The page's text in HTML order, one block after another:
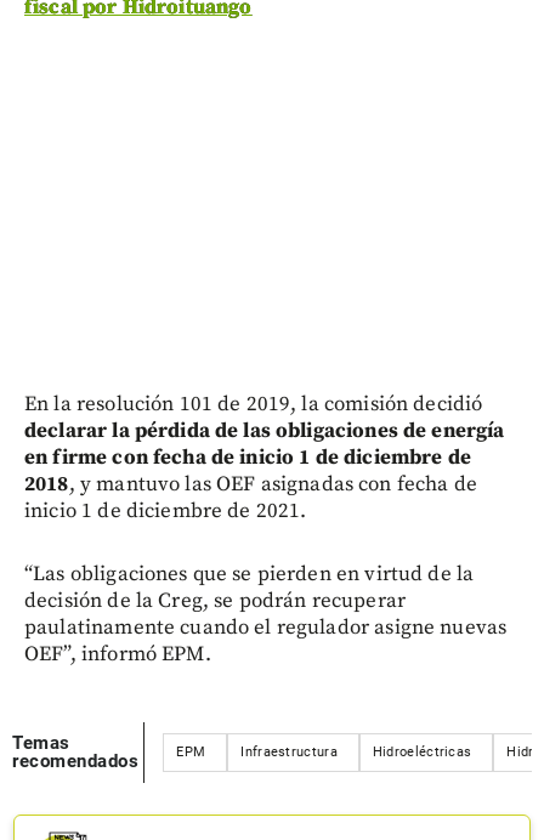
fiscal por Hidroituango
En la resolución 101 de 2019, la comisión decidió
declarar la pérdida de las obligaciones de energía
en firme con fecha de inicio 1 de diciembre de
2018, y mantuvo las OEF asignadas con fecha de
inicio 1 de diciembre de 2021.
“Las obligaciones que se pierden en virtud de la
decisión de la Creg, se podrán recuperar
paulatinamente cuando el regulador asigne nuevas
OEF”, informó EPM.
Temas
recomendados
EPM Infraestructura Hidroeléctricas